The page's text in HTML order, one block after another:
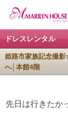
ドレスレンタル
姫路市家族記念撮
へ│本館4階
先日は行きたか